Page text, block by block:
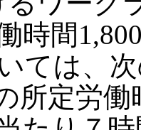
時間
ては、
定労働